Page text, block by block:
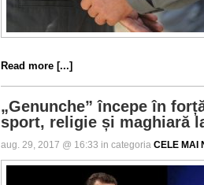
Read more [...]
„Genunche” începe în
sport, religie și maghiară
aug. 29, 2017 @ 16:33 in categoria CELE MAI